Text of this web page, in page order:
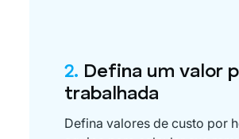
2. Defina um valor
trabalhada
Defina valores de custo por